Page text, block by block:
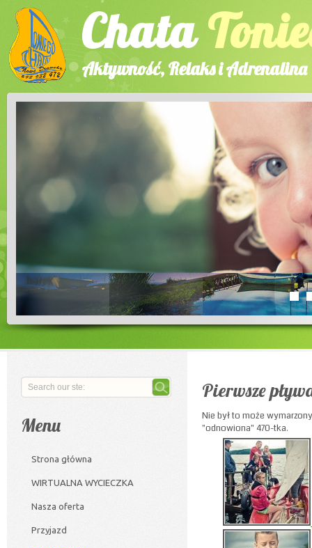
Chata
Aktywność, Relaks i Adrenalina
Pierwsze
Nie był to może
"odnowiona" 470-tka.
Menu
Strona główna
WIRTUALNA WYCIECZKA
Nasza oferta
Przyjazd